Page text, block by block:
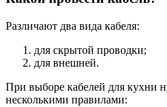
Различают два вида кабеля:
для скрытой проводки;
для внешней.
При выборе кабелей для кухни
несколькими правилами: